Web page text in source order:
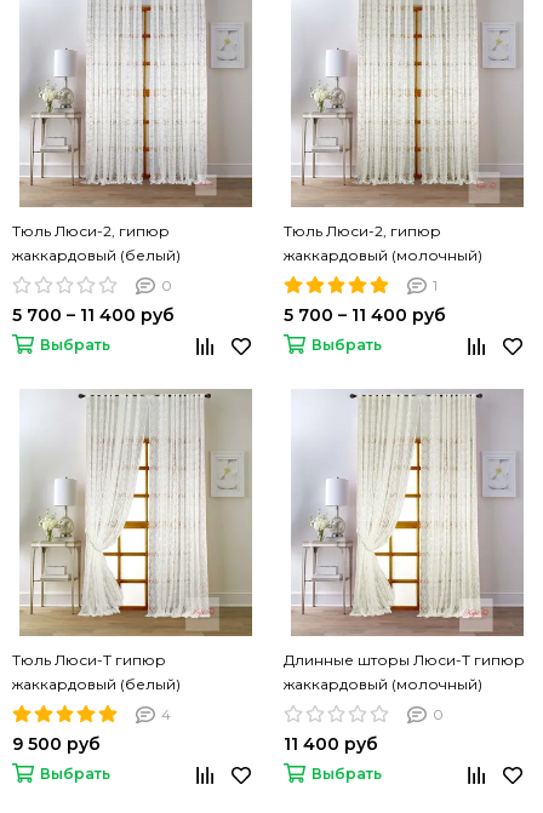
Тюль Люси-2, гипюр
жаккардовый (белый)
0
5 700 – 11 400 руб
Выбрать
Тюль Люси-2, гипюр
жаккардовый (молочный)
1
5 700 – 11 400 руб
Выбрать
Тюль Люси-Т гипюр
жаккардовый (белый)
4
9 500 руб
Выбрать
Длинные шторы Люси-Т гипюр
жаккардовый (молочный)
0
11 400 руб
Выбрать